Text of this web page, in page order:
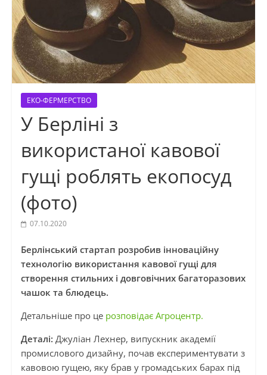
ЕКО-ФЕРМЕРСТВО
У Берліні з
використаної кавової
гущі роблять екопосуд
(фото)
07.10.2020
Берлінський стартап розробив інноваційну
технологію використання кавової гущі для
створення стильних і довговічних багаторазових
чашок та блюдець.
Детальніше про це розповідає Агроцентр.
Деталі: Джуліан Лехнер, випускник академії
промислового дизайну, почав експериментувати з
кавовою гущею, яку брав у громадських барах під